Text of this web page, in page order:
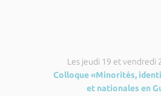
Les jeudi 19 et vendredi
Colloque «Minorités,
et nationales en